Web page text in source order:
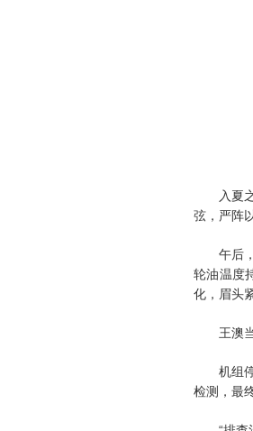
入夏
弦，严阵
午后
轮油温度
化，眉头
王澳
机组
检测，最